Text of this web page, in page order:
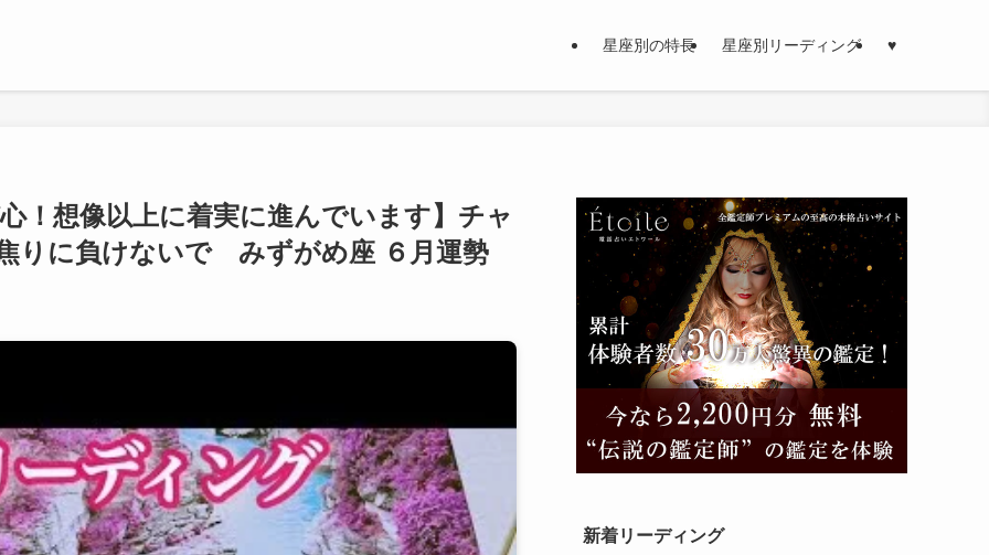
星座別の特長 星座別リーディング ♥
！想像以上に着実に進んでいます】チャ
りに負けないで みずがめ座 ６月運勢
新着リーディング